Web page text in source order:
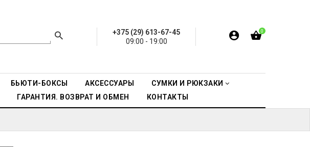
+375 (29) 613-67-45
09:00 - 19:00
0
БЬЮТИ-БОКСЫ АКСЕССУАРЫ
СУМКИ И РЮКЗАКИ
ГАРАНТИЯ. ВОЗВРАТ И ОБМЕН КОНТАКТЫ